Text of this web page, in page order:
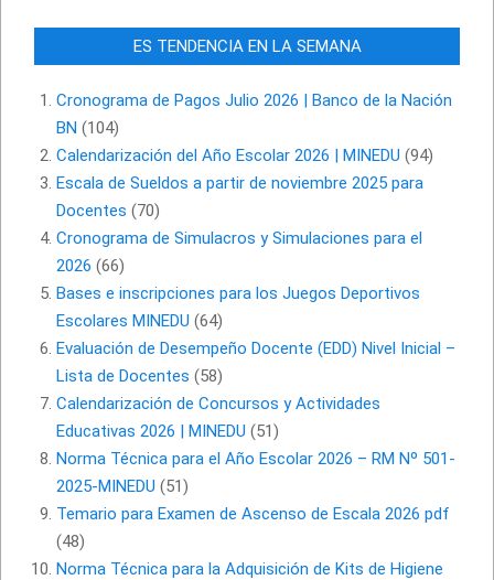
ES TENDENCIA EN LA SEMANA
Cronograma de Pagos Julio 2026 | Banco de la Nación
BN (104)
Calendarización del Año Escolar 2026 | MINEDU (94)
Escala de Sueldos a partir de noviembre 2025 para
Docentes (70)
Cronograma de Simulacros y Simulaciones para el
2026 (66)
Bases e inscripciones para los Juegos Deportivos
Escolares MINEDU (64)
Evaluación de Desempeño Docente (EDD) Nivel Inicial –
Lista de Docentes (58)
Calendarización de Concursos y Actividades
Educativas 2026 | MINEDU (51)
Norma Técnica para el Año Escolar 2026 – RM Nº 501-
2025-MINEDU (51)
Temario para Examen de Ascenso de Escala 2026 pdf
(48)
Norma Técnica para la Adquisición de Kits de Higiene